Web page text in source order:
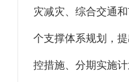
灾减灾、综合交通
个支撑体系规划，
控措施、分期实施